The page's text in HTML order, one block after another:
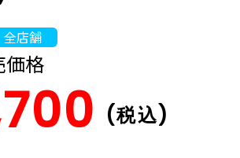
全店舗
価格
(税込)